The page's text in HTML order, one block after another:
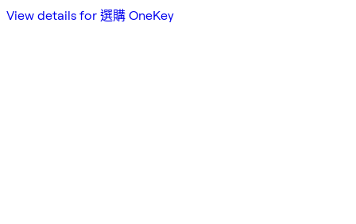
View details for 選購 OneKey